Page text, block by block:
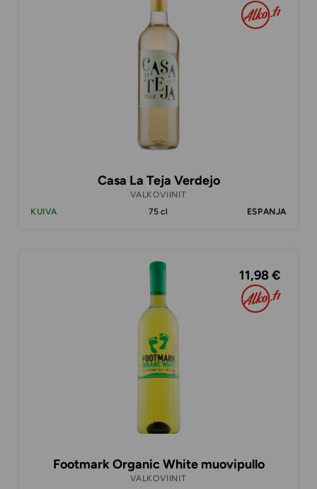
Casa La Teja Verdejo
VALKOVIINIT
KUIVA
75 cl ESPANJA
11,98 €
Footmark Organic White muovipullo
VALKOVIINIT